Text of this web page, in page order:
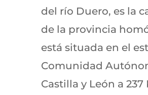
del río Duero, es la
de la provincia
está situada en el
Comunidad
Castilla y León a 237